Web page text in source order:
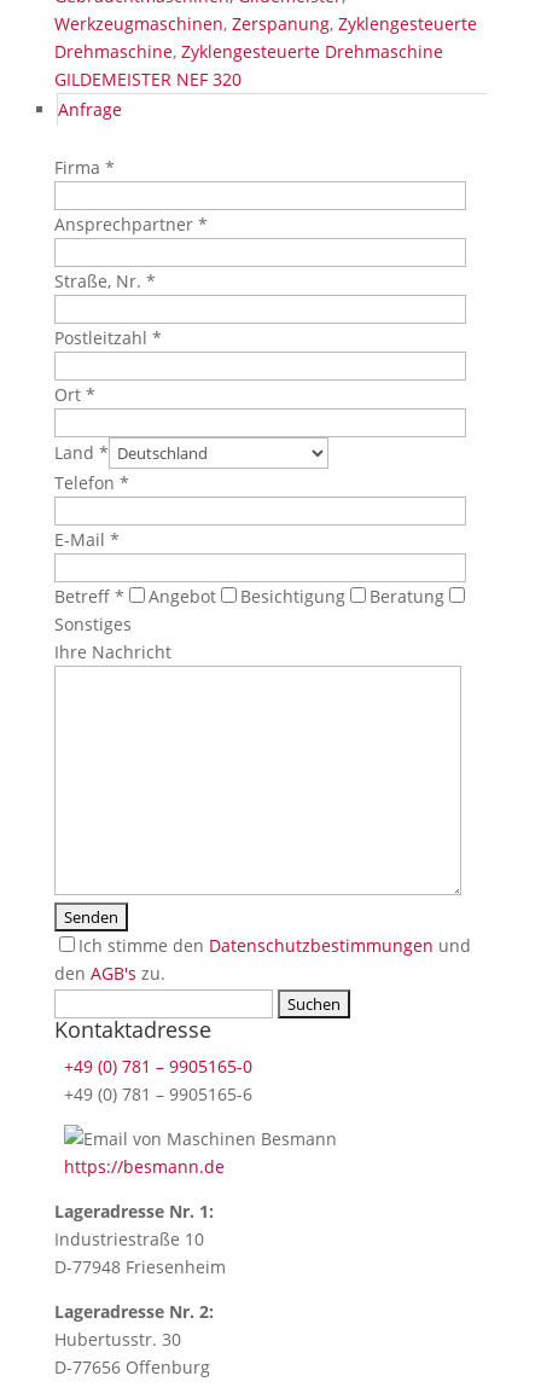
Werkzeugmaschinen, Zerspanung, Zyklengesteuerte
Drehmaschine, Zyklengesteuerte Drehmaschine
GILDEMEISTER NEF 320
Anfrage
Firma *
Ansprechpartner *
Straße, Nr. *
Postleitzahl *
Ort *
Land *
Telefon *
E-Mail *
Betreff * Angebot Besichtigung
Beratung
Sonstiges
Ihre Nachricht
Ich stimme den Datenschutzbestimmungen und
den AGB's zu.
you
press
this
you
will
our
terms
and
conditions.
This
field
nach:
Kontaktadresse
+49 (0) 781 – 9905165-0
+49 (0) 781 – 9905165-6
https://besmann.de
Lageradresse Nr. 1:
Industriestraße 10
D-77948 Friesenheim
Lageradresse Nr. 2:
Hubertusstr. 30
D-77656 Offenburg